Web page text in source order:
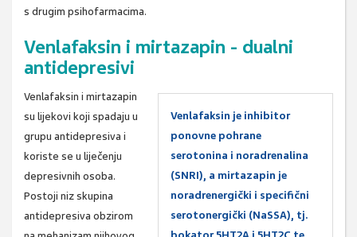
s drugim psihofarmacima.
Venlafaksin i mirtazapin - dualni
antidepresivi
Venlafaksin je inhibitor
ponovne pohrane
serotonina i noradrenalina
(SNRI), a mirtazapin je
noradrenergički i specifični
serotonergički (NaSSA), tj.
Venlafaksin i mirtazapin
su lijekovi koji spadaju u
grupu antidepresiva i
koriste se u liječenju
depresivnih osoba.
Postoji niz skupina
antidepresiva obzirom